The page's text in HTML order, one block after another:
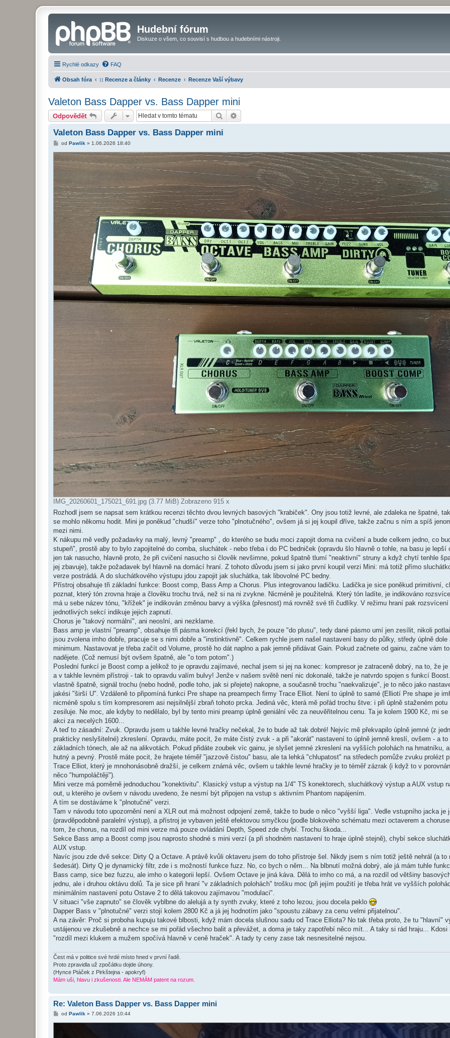
Hudební fórum
Diskuze o všem, co souvisí s hudbou a hudebními nástroji.
Rychlé odkazy FAQ
Obsah fóra :: Recenze a články Recenze Recenze Vaší výbavy
Valeton Bass Dapper vs. Bass Dapper mini
Odpovědět Hledat
Valeton Bass Dapper vs. Bass Dapper mini
P
s
p
od Pawlik » 1.06.2026 18:40
IMG_20260601_175021_691.jpg (3.77 MiB) Zobrazeno 915 x
Rozhodl jsem se napsat sem krátkou recenzi těchto dvou levných basových "krabiček". Ony jsou totiž levné, ale zdaleka ne špatné,
se mohlo někomu hodit. Mini je poněkud "chudší" verze toho "plnotučného", ovšem já si jej koupil dříve, takže začnu s ním a spíš
mezi nimi.
K nákupu mě vedly požadavky na malý, levný "preamp" , do kterého se budu moci zapojit doma na cvičení a bude celkem jedno, co
stupeň", prostě aby to bylo zapojitelné do comba, sluchátek - nebo třeba i do PC bedniček (opravdu šlo hlavně o tohle, na basu je lepší
jen tak nasucho, hlavně proto, že při cvičení nasucho si člověk nevšimne, pokud špatně tlumí "neaktivní" struny a když chytí tenhle
jej zbavuje), takže požadavek byl hlavně na domácí hraní. Z tohoto důvodu jsem si jako první koupil verzi Mini: má totiž přímo
verze postrádá. A do sluchátkového výstupu jdou zapojit jak sluchátka, tak libovolné PC bedny.
Přístroj obsahuje tři základní funkce: Boost comp, Bass Amp a Chorus. Plus integrovanou ladičku. Ladička je sice poněkud primitivní,
poznat, který tón zrovna hraje a člověku trochu trvá, než si na ni zvykne. Nicméně je použitelná. Který tón ladíte, je indikováno
má u sebe název tónu, "křížek" je indikován změnou barvy a výška (přesnost) má rovněž své tři čudlíky. V režimu hraní pak
jednotlivých sekcí indikuje jejich zapnutí.
Chorus je "takový normální", ani neoslní, ani nezklame.
Bass amp je vlastní "preamp", obsahuje tři pásma korekcí (řekl bych, že pouze "do plusu", tedy dané pásmo umí jen zesílit, nikoli
jsou zvolena imho dobře, pracuje se s nimi dobře a "instinktivně". Celkem rychle jsem našel nastavení basy do půlky, středy úplně
minimum. Nastavovat je třeba začít od Volume, prostě ho dát naplno a pak jemně přidávat Gain. Pokud začnete od gainu, začne vám
nadějete. (Což nemusí být ovšem špatně, ale "o tom potom".)
Poslední funkcí je Boost comp a jelikož to je opravdu zajímavé, nechal jsem si jej na konec: kompresor je zatraceně dobrý, na to, že je
a v takhle levném přístroji - tak to opravdu valím bulvy! Jenže v našem světě není nic dokonalé, takže je natvrdo spojen s funkcí
vlastně špatně, signál trochu (nebo hodně, podle toho, jak si přejete) nakopne, a současně trochu "naekvalizuje", je to něco jako
jakési "širší U". Vzdáleně to připomíná funkci Pre shape na preampech firmy Trace Elliot. Není to úplně to samé (Elliotí Pre shape je
nicméně spolu s tím kompresorem asi nejsilnější zbraň tohoto prcka. Jediná věc, která mě pořád trochu štve: i při úplně staženém potu
zesiluje. Ne moc, ale kdyby to nedělalo, byl by tento mini preamp úplně geniální věc za neuvěřitelnou cenu. Ta je kolem 1900 Kč, mi
akci za necelých 1600...
A teď to zásadní: Zvuk. Opravdu jsem u takhle levné hračky nečekal, že to bude až tak dobré! Nejvíc mě překvapilo úplně jemné (z
prakticky neslyšitelné) zkreslení. Opravdu, máte pocit, že máte čistý zvuk - a při "akorát" nastavení to úplně jemně kreslí, ovšem - a
základních tónech, ale až na alikvotách. Pokud přidáte zoubek víc gainu, je slyšet jemné zkreslení na vyšších polohách na hmatníku,
hutný a pevný. Prostě máte pocit, že hrajete téměř "jazzově čistou" basu, ale ta lehká "chlupatost" na středech pomůže zvuku prolézt
Trace Elliot, který je mnohonásobně dražší, je celkem známá věc, ovšem u takhle levné hračky je to téměř zázrak (i když to v
něco "humpoláčtěji").
Mini verze má poměrně jednoduchou "konektivitu". Klasický vstup a výstup na 1/4" TS konektorech, sluchátkový výstup a AUX vstup
out, u kterého je ovšem v návodu uvedeno, že nesmí být připojen na vstup s aktivním Phantom napájením.
A tím se dostáváme k "plnotučné" verzi.
Tam v návodu toto upozornění není a XLR out má možnost odpojení země, takže to bude o něco "vyšší liga". Vedle vstupního jacka je
(pravděpodobně paralelní výstup), a přístroj je vybaven ještě efektovou smyčkou (podle blokového schématu mezi octaverem a
tom, že chorus, na rozdíl od mini verze má pouze ovládání Depth, Speed zde chybí. Trochu škoda...
Sekce Bass amp a Boost comp jsou naprosto shodné s mini verzí (a při shodném nastavení to hraje úplně stejně), chybí sekce
AUX vstup.
Navíc jsou zde dvě sekce: Dirty Q a Octave. A právě kvůli oktaveru jsem do toho přístroje šel. Nikdy jsem s ním totiž ještě nehrál (a to
šedesát). Dirty Q je dynamický filtr, zde i s možností funkce fuzz. No, co bych o něm... Na blbnutí možná dobrý, ale já mám tuhle
Bass camp, sice bez fuzzu, ale imho o kategorii lepší. Ovšem Octave je jiná káva. Dělá to imho co má, a na rozdíl od většiny
jednu, ale i druhou oktávu dolů. Ta je sice při hraní "v základních polohách" trošku moc (při jejím použití je třeba hrát ve vyšších
minimálním nastavení potu Ostave 2 to dělá takovou zajímavou "modulaci".
V situaci "vše zapnuto" se člověk vyblbne do alelujá a ty synth zvuky, které z toho lezou, jsou docela peklo
Dapper Bass v "plnotučné" verzi stojí kolem 2800 Kč a já jej hodnotím jako "spoustu zábavy za cenu velmi přijatelnou".
A na závěr: Proč si proboha kupuju takové blbosti, když mám docela slušnou sadu od Trace Elliota? No tak třeba proto, že tu "hlavní"
ustájenou ve zkušebně a nechce se mi pořád všechno balit a převážet, a doma je taky zapotřebí něco mít... A taky si rád hraju...
"rozdíl mezi klukem a mužem spočívá hlavně v ceně hraček". A tady ty ceny zase tak nesnesitelné nejsou.
Čest má v politice své hrdé místo hned v první řadě.
Proto zpravidla už zpočátku dojde úhony.
(Hynce Ptáček z Pirkštejna - apokryf)
Mám uši, hlavu i zkušenosti. Ale NEMÁM patent na rozum.
Re: Valeton Bass Dapper vs. Bass Dapper mini
Pod Pawlik » 7.06.2026 10:44